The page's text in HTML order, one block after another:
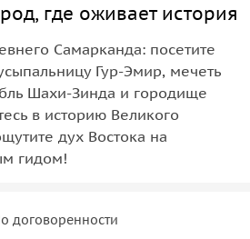
где оживает история
Самарканда: посетите
Гур‑Эмир, мечеть
Шахи‑Зинда и городище
в историю Великого
дух Востока на
гидом!
договоренности